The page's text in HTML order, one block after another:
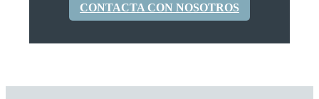
CONTACTA CON NOSOTROS